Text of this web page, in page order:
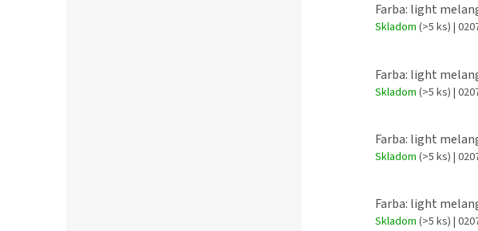
Farba: light
Skladom (>5 ks) |
Farba: light
Skladom (>5 ks) |
Farba: light
Skladom (>5 ks) |
Farba: light
Skladom (>5 ks) |